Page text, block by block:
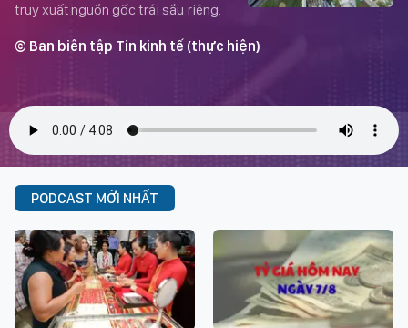
truy xuất nguồn gốc trái sầu riêng.
© Ban biên tập Tin kinh tế (thực hiện)
PODCAST MỚI NHẤT